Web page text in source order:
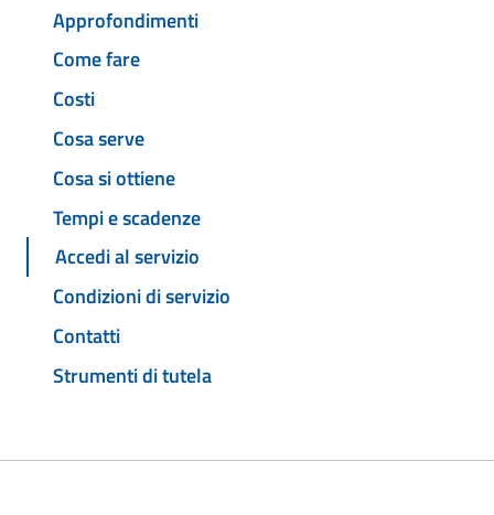
Approfondimenti
Come fare
Costi
Cosa serve
Cosa si ottiene
Tempi e scadenze
Accedi al servizio
Condizioni di servizio
Contatti
Strumenti di tutela